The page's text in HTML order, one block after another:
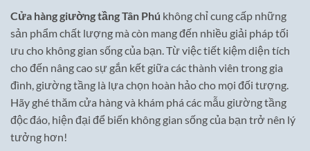
Cửa hàng giường tầng Tân Phú không chỉ cung cấp những
sản phẩm chất lượng mà còn mang đến nhiều giải pháp tối
ưu cho không gian sống của bạn. Từ việc tiết kiệm diện tích
cho đến nâng cao sự gắn kết giữa các thành viên trong gia
đình, giường tầng là lựa chọn hoàn hảo cho mọi đối tượng.
Hãy ghé thăm cửa hàng và khám phá các mẫu giường tầng
độc đáo, hiện đại để biến không gian sống của bạn trở nên lý
tưởng hơn!